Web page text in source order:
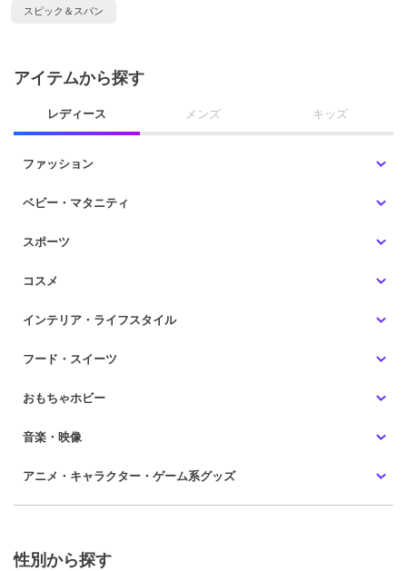
スピック＆スパン
アイテムから探す
レディース メンズ キッズ
ファッション
ベビー・マタニティ
スポーツ
コスメ
インテリア・ライフスタイル
フード・スイーツ
おもちゃホビー
音楽・映像
アニメ・キャラクター・ゲーム系グッズ
性別から探す